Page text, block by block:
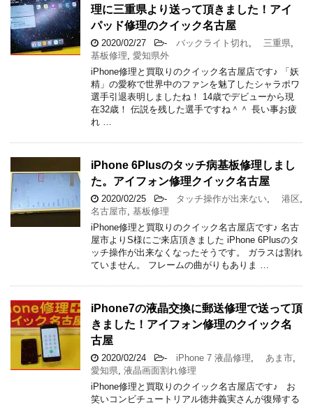
理に三重県より送って頂きました！アイ
パッド修理のクイック名古屋
2020/02/27 - バックライト切れ 三重県
基板修理 愛知県外
iPhone修理と買取りのクイック名古屋店です♪ 「妖
精」の愛称で世界中のファンを魅了したシャラポワ
選手引退表明しましたね！ 14歳でデビューから現
在32歳！ 伝説を残した選手ですね＾＾ 長い事お疲
れ …
iPhone 6Plusのタッチ病基板修理しまし
た。アイフォン修理クイック名古屋
2020/02/25 - タッチ操作が出来ない 港区
名古屋市 基板修理
iPhone修理と買取りのクイック名古屋店です♪ 名古
屋市よりS様にご来店頂きました iPhone 6Plusのタ
ッチ操作が出来なくなったそうです。 ガラスは割れ
ていません。 フレームの曲がりもありま …
iPhone7の液晶交換に郵送修理で送って頂
きました！アイフォン修理のクイック名
古屋
2020/02/24 - iPhone 7 液晶修理 あま市
愛知県 液晶画面割れ修理
iPhone修理と買取りのクイック名古屋店です♪ お
笑いコンビチュートリアル徳井義実さんが復帰する